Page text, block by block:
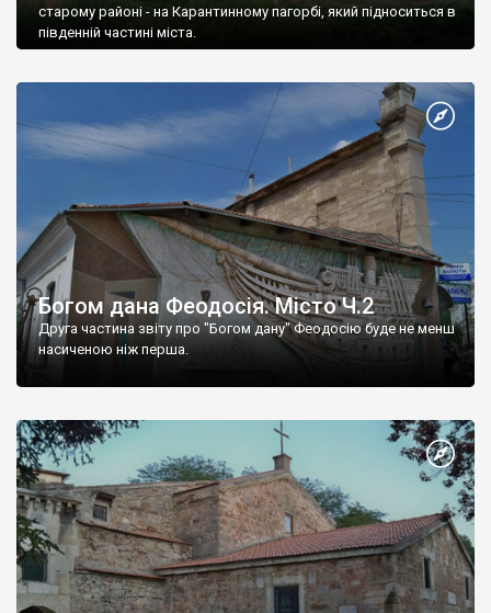
старому районі - на Карантинному пагорбі, який підноситься в
південній частині міста.
Богом дана Феодосія. Місто Ч.2
Друга частина звіту про "Богом дану" Феодосію буде не менш
насиченою ніж перша.